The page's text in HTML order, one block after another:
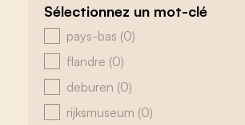
Sélectionnez un mot-clé
zoeken - tags
pays-bas (0)
flandre (0)
deburen (0)
rijksmuseum (0)